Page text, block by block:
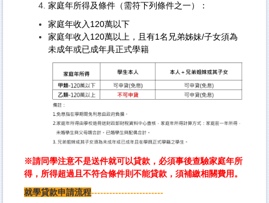
家庭年所得及條件（需符下列條件之一）：
家庭年收入120萬以下
家庭年收入120萬以上，且有1名兄弟姊妹/子女須為
未成年或已成年具正式學籍
※請同學注意不是送件就可以貸款，必須事後查驗家庭年所
得，所得超過且不符合條件則不能貸款，須補繳相關費用。
就學貸款申請流程------------------------